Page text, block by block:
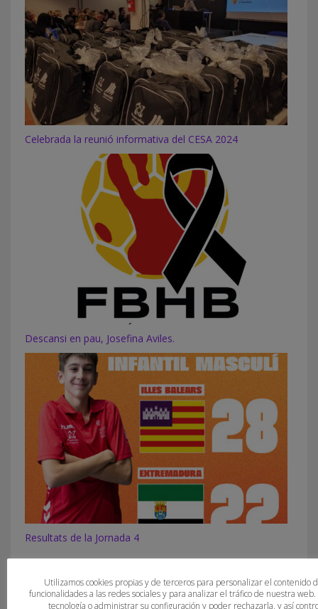
Celebrada la reunió informativa del CESA 2024
Descansi en pau, Josefina Aviles.
Resultats de la Jornada 4
Utilizamos cookies propias y de terceros para personalizar el contenido
funcionalidades a las redes sociales y para analizar el tráfico de nuestra
tecnología o administrar su configuración y poder rechazarla, y así